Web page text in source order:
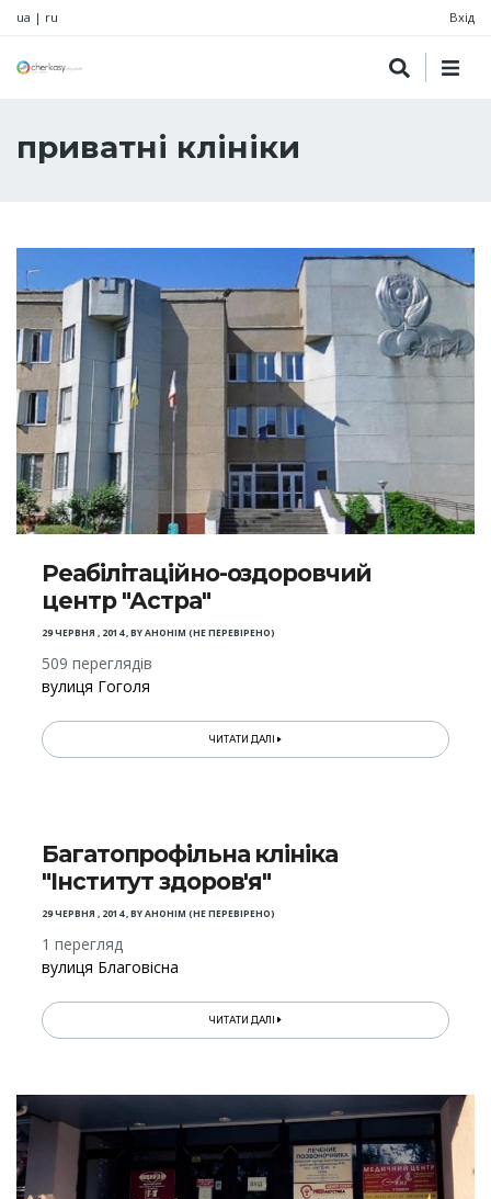
ua | ru Вхід
приватні клініки
Реабілітаційно-оздоровчий
центр "Астра"
29 ЧЕРВНЯ , 2014,BYАНОНІМ (НЕ ПЕРЕВІРЕНО)
509 переглядів
вулиця Гоголя
ЧИТАТИ ДАЛІ
Багатопрофільна клініка
"Інститут здоров'я"
29 ЧЕРВНЯ , 2014,BYАНОНІМ (НЕ ПЕРЕВІРЕНО)
1 перегляд
вулиця Благовісна
ЧИТАТИ ДАЛІ